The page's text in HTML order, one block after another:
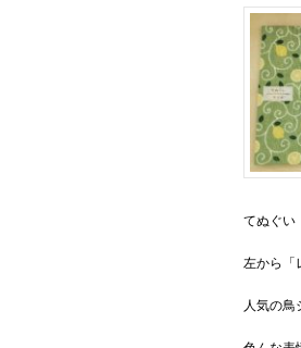
てぬぐ
左から「
人気の鳥